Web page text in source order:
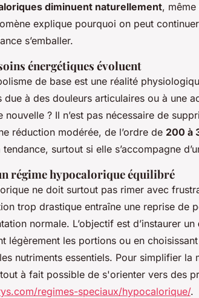
diminuent naturellement,
explique pourquoi on peut
s’emballer.
énergétiques évoluent
de base est une réalité
due à des douleurs articulaires ou à une
nouvelle ? Il n’est pas nécessaire de
réduction modérée, de l’ordre de 200 à
surtout si elle s’accompagne
régime hypocalorique équilibré
ne doit surtout pas rimer avec
trop drastique entraîne une reprise de
normale. L’objectif est d’instaurer un
légèrement les portions ou en
nutriments essentiels. Pour simplifier la
à fait possible de s'orienter vers des
regimes-speciaux/hypocalorique/.